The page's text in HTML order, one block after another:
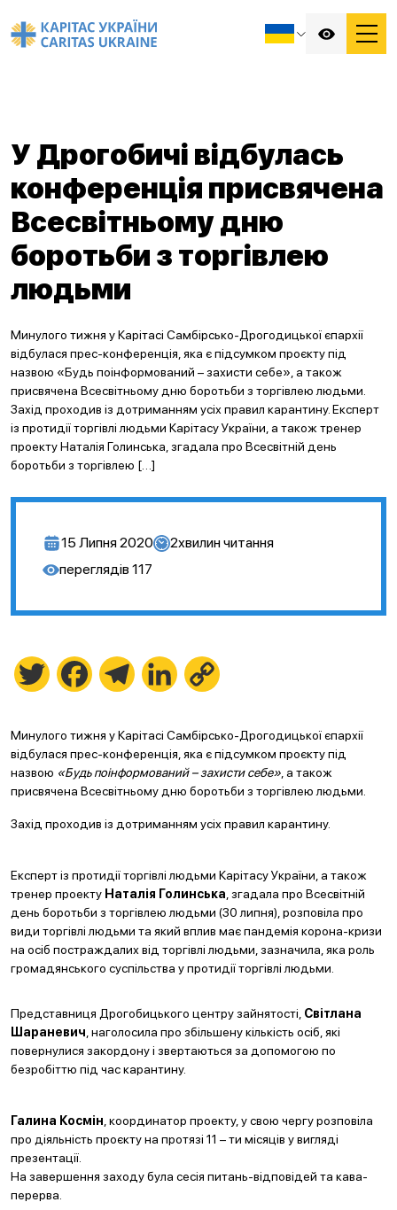
У Дрогобичі відбулась
конференція присвячена
Всесвітньому дню
боротьби з торгівлею
людьми
Минулого тижня у Карітасі Самбірсько-Дрогодицької єпархії
відбулася прес-конференція, яка є підсумком проєкту під
назвою «Будь поінформований – захисти себе», а також
присвячена Всесвітньому дню боротьби з торгівлею людьми.
Захід проходив із дотриманням усіх правил карантину. Експерт
із протидії торгівлі людьми Карітасу України, а також тренер
проекту Наталія Голинська, згадала про Всесвітній день
боротьби з торгівлею […]
15 Липня 2020 2хвилин читання
переглядів 117
Twitter FacebookTelegramLinkedIn
Минулого тижня у Карітасі Самбірсько-Дрогодицької єпархії
відбулася прес-конференція, яка є підсумком проєкту під
назвою «Будь поінформований – захисти себе» , а також
присвячена Всесвітньому дню боротьби з торгівлею людьми.
Захід проходив із дотриманням усіх правил карантину.
Експерт із протидії торгівлі людьми Карітасу України, а також
тренер проекту Наталія Голинська , згадала про Всесвітній
день боротьби з торгівлею людьми (30 липня), розповіла про
види торгівлі людьми та який вплив має пандемія корона-кризи
на осіб постраждалих від торгівлі людьми, зазначила, яка роль
громадянського суспільства у протидії торгівлі людьми.
Представниця Дрогобицького центру зайнятості, Світлана
Шараневич , наголосила про збільшену кількість осіб, які
повернулися закордону і звертаються за допомогою по
безробіттю під час карантину.
Галина Космін , координатор проекту, у свою чергу розповіла
про діяльність проєкту на протязі 11 – ти місяців у вигляді
презентації.
На завершення заходу була сесія питань-відповідей та кава-
перерва.